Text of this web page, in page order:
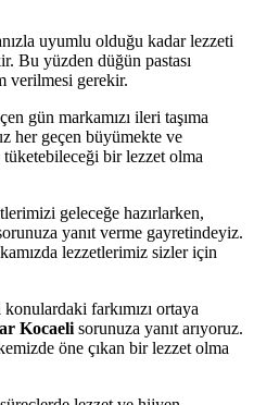
uyumlu olduğu kadar lezzeti
Bu yüzden düğün pastası
verilmesi gerekir.
gün markamızı ileri taşıma
her geçen büyümekte ve
bir lezzet olma
geleceğe hazırlarken,
yanıt verme gayretindeyiz.
lezzetlerimiz sizler için
farkımızı ortaya
Kocaeli sorunuza yanıt arıyoruz.
öne çıkan bir lezzet olma